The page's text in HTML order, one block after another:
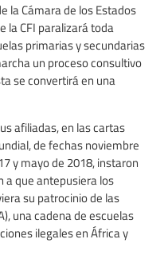
la Cámara de los Estados
la CFI paralizará toda
primarias y secundarias
un proceso consultivo
se convertirá en una
afiliadas, en las cartas
de fechas noviembre
y mayo de 2018, instaron
a que antepusiera los
su patrocinio de las
una cadena de escuelas
ilegales en África y